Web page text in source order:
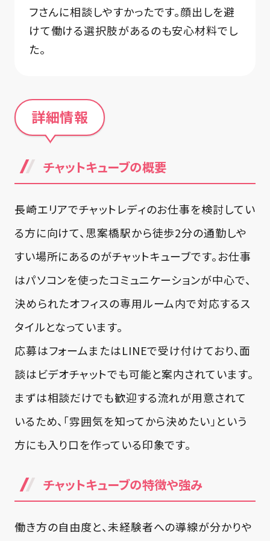
フさんに相談しやすかったです。顔出しを避
けて働ける選択肢があるのも安心材料でし
た。
詳細情報
チャットキューブの概要
長崎エリアでチャットレディのお仕事を検討してい
る方に向けて、思案橋駅から徒歩2分の通勤しや
すい場所にあるのがチャットキューブです。お仕事
はパソコンを使ったコミュニケーションが中心で、
決められたオフィスの専用ルーム内で対応するス
タイルとなっています。
応募はフォームまたはLINEで受け付けており、面
談はビデオチャットでも可能と案内されています。
まずは相談だけでも歓迎する流れが用意されて
いるため、「雰囲気を知ってから決めたい」という
方にも入り口を作っている印象です。
チャットキューブの特徴や強み
働き方の自由度と、未経験者への導線が分かりや